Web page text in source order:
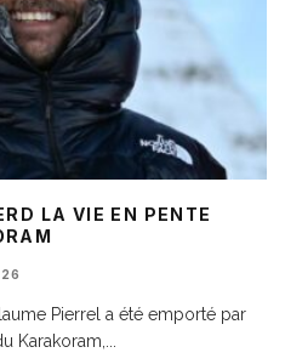
LA VIE EN PENTE
Pierrel a été emporté par
Karakoram,...